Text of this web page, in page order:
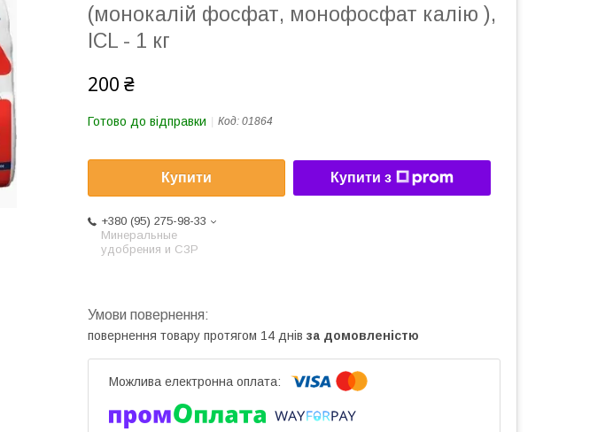
(монокалій фосфат, монофосфат калію ),
ICL - 1 кг
200 ₴
Готово до відправки Код: 01864
Купити Купити з
+380 (95) 275-98-33
Минеральные
удобрения и СЗР
повернення товару протягом 14 днів за домовленістю